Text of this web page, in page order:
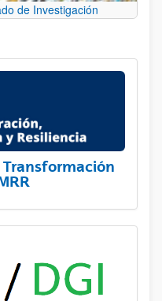
de Investigación
Transformación